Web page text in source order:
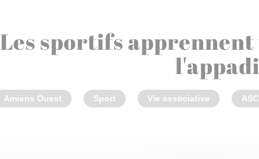
Les sportifs
Amiens Ouest Sport Vie associative ASC